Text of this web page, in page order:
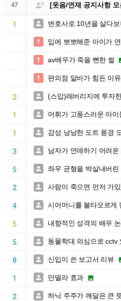
47  [웃음/연재 공지사항
1  변호사로 10년을 살다
 입에 뽀뽀해준 아이가
 av배우가 죽을 뻔한 썰
 편의점 알바가 힘든 이유
2  (스압)레버리지에 투자
1  어휘가 고풍스러운 아이
1  감성 낭낭한 도트 풍경
3  남자가 연애하기 어려운
5  좌우 균형을 박살내버린
2  사람이 죽으면 먼저 가
4  시어머니를 불타오르게
5  내향적인 성격의 배우
5  동물학대 의심으로 cctv
8  신입이 쓴 보고서 리뷰
1  만델라 효과 
2  하닉 주주가 깨달은 큰